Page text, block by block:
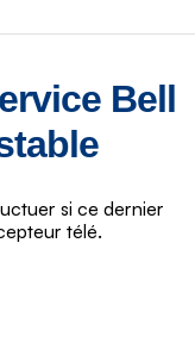
Bell
si ce dernier
télé.